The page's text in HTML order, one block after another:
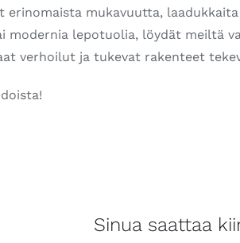
mukavuutta,
modernia lepotuolia, löydät meiltä
verhoilut ja tukevat rakenteet
Sinua saattaa